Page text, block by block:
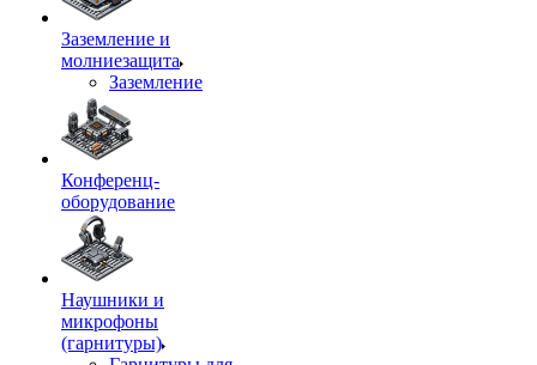
Заземление и
молниезащита
Заземление
Конференц-
оборудование
Наушники и
микрофоны
(гарнитуры)